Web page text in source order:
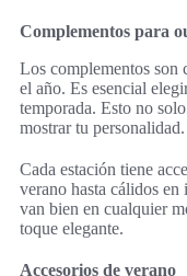
Complementos para
Los complementos son
el año. Es esencial
temporada. Esto no
mostrar tu personalidad.
Cada estación tiene
verano hasta cálidos
van bien en cualquier
toque elegante.
Accesorios de verano